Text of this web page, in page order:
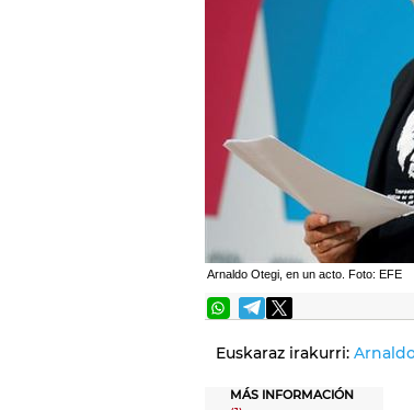
Arnaldo Otegi, en un acto. Foto: EFE
Euskaraz irakurri:
MÁS INFORMACIÓN